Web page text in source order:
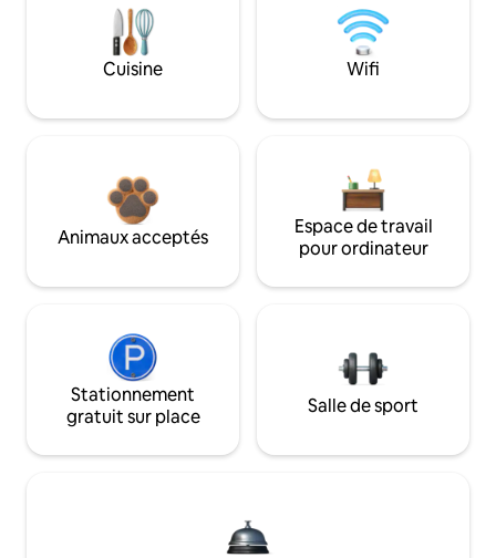
Cuisine Wifi
Animaux acceptés
Espace de travail
pour ordinateur
Stationnement
gratuit sur place
Salle de sport